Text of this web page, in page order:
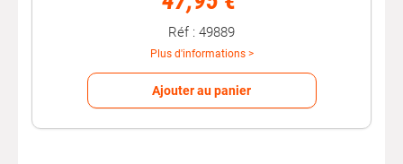
Réf : 49889
Plus d'informations >
Ajouter au panier